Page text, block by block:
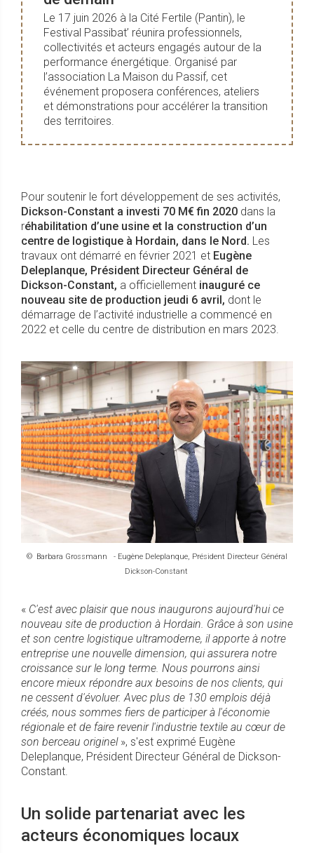
Le 17 juin 2026 à la Cité Fertile (Pantin), le
Festival Passibat’ réunira professionnels,
collectivités et acteurs engagés autour de la
performance énergétique. Organisé par
l’association La Maison du Passif, cet
événement proposera conférences, ateliers
et démonstrations pour accélérer la transition
des territoires.
Pour soutenir le fort développement de ses activités,
Dickson-Constant a investi 70 M€ fin 2020 dans la
réhabilitation d’une usine et la construction d’un
centre de logistique à Hordain, dans le Nord. Les
travaux ont démarré en février 2021 et Eugène
Deleplanque, Président Directeur Général de
Dickson-Constant, a officiellement inauguré ce
nouveau site de production jeudi 6 avril, dont le
démarrage de l’activité industrielle a commencé en
2022 et celle du centre de distribution en mars 2023.
© Barbara Grossmann - Eugène Deleplanque, Président Directeur Général
Dickson-Constant
« C'est avec plaisir que nous inaugurons aujourd'hui ce
nouveau site de production à Hordain. Grâce à son usine
et son centre logistique ultramoderne, il apporte à notre
entreprise une nouvelle dimension, qui assurera notre
croissance sur le long terme. Nous pourrons ainsi
encore mieux répondre aux besoins de nos clients, qui
ne cessent d'évoluer. Avec plus de 130 emplois déjà
créés, nous sommes fiers de participer à l'économie
régionale et de faire revenir l'industrie textile au cœur de
son berceau originel», s'est exprimé Eugène
Deleplanque, Président Directeur Général de Dickson-
Constant.
Un solide partenariat avec les
acteurs économiques locaux